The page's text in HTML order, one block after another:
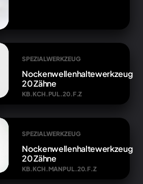
SPEZIALWERKZEUG
Nockenwellenhaltewerkzeug
20 Zähne
KB.KCH.PUL.20.F.Z
SPEZIALWERKZEUG
Nockenwellenhaltewerkzeug
20 Zähne
KB.KCH.MANPUL.20.F.Z